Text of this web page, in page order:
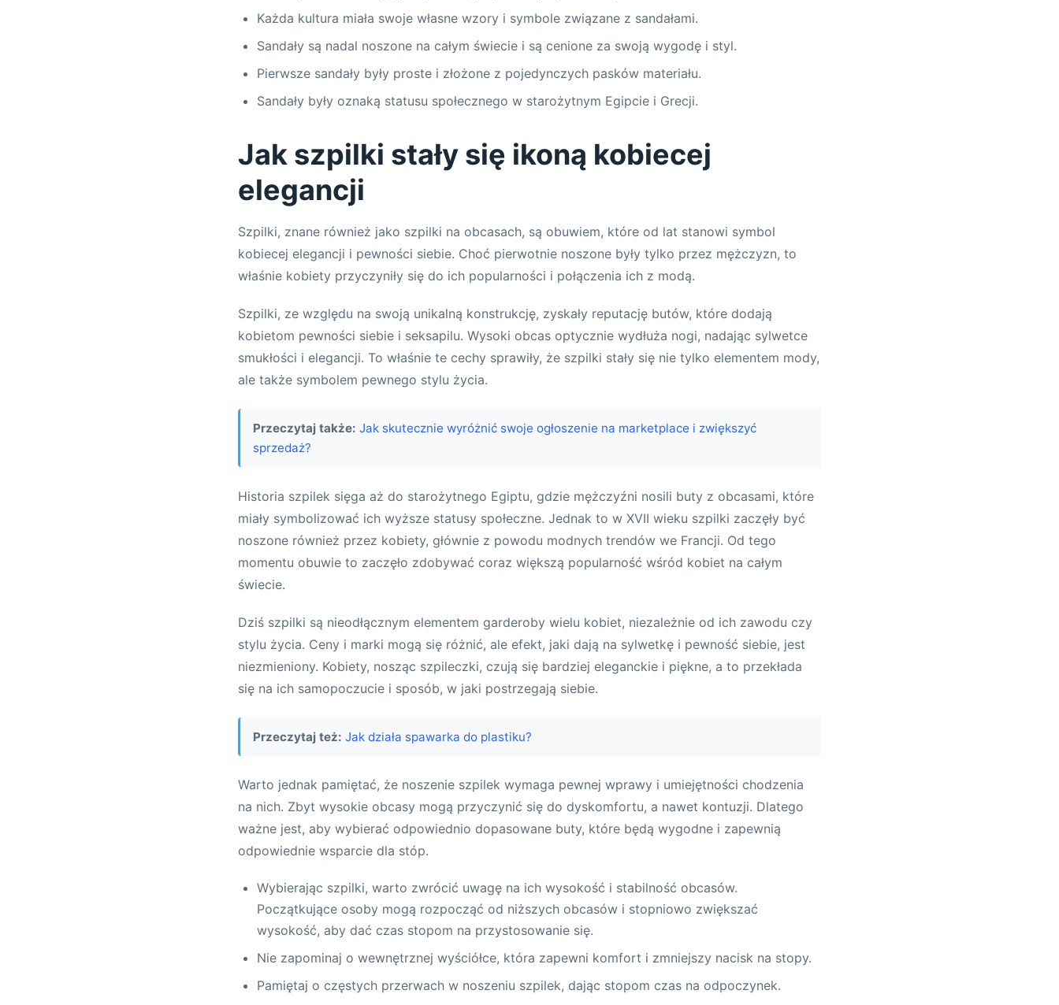
Każda kultura miała swoje własne wzory i symbole związane z sandałami.
Sandały są nadal noszone na całym świecie i są cenione za swoją wygodę i styl.
Pierwsze sandały były proste i złożone z pojedynczych pasków materiału.
Sandały były oznaką statusu społecznego w starożytnym Egipcie i Grecji.
Jak szpilki stały się ikoną kobiecej
elegancji
Szpilki, znane również jako szpilki na obcasach, są obuwiem, które od lat stanowi symbol
kobiecej elegancji i pewności siebie. Choć pierwotnie noszone były tylko przez mężczyzn, to
właśnie kobiety przyczyniły się do ich popularności i połączenia ich z modą.
Szpilki, ze względu na swoją unikalną konstrukcję, zyskały reputację butów, które dodają
kobietom pewności siebie i seksapilu. Wysoki obcas optycznie wydłuża nogi, nadając sylwetce
smukłości i elegancji. To właśnie te cechy sprawiły, że szpilki stały się nie tylko elementem mody,
ale także symbolem pewnego stylu życia.
Przeczytaj także: Jak skutecznie wyróżnić swoje ogłoszenie na marketplace i zwiększyć
sprzedaż?
Historia szpilek sięga aż do starożytnego Egiptu, gdzie mężczyźni nosili buty z obcasami, które
miały symbolizować ich wyższe statusy społeczne. Jednak to w XVII wieku szpilki zaczęły być
noszone również przez kobiety, głównie z powodu modnych trendów we Francji. Od tego
momentu obuwie to zaczęło zdobywać coraz większą popularność wśród kobiet na całym
świecie.
Dziś szpilki są nieodłącznym elementem garderoby wielu kobiet, niezależnie od ich zawodu czy
stylu życia. Ceny i marki mogą się różnić, ale efekt, jaki dają na sylwetkę i pewność siebie, jest
niezmieniony. Kobiety, nosząc szpileczki, czują się bardziej eleganckie i piękne, a to przekłada
się na ich samopoczucie i sposób, w jaki postrzegają siebie.
Przeczytaj też: Jak działa spawarka do plastiku?
Warto jednak pamiętać, że noszenie szpilek wymaga pewnej wprawy i umiejętności chodzenia
na nich. Zbyt wysokie obcasy mogą przyczynić się do dyskomfortu, a nawet kontuzji. Dlatego
ważne jest, aby wybierać odpowiednio dopasowane buty, które będą wygodne i zapewnią
odpowiednie wsparcie dla stóp.
Wybierając szpilki, warto zwrócić uwagę na ich wysokość i stabilność obcasów.
Początkujące osoby mogą rozpocząć od niższych obcasów i stopniowo zwiększać
wysokość, aby dać czas stopom na przystosowanie się.
Nie zapominaj o wewnętrznej wyściółce, która zapewni komfort i zmniejszy nacisk na stopy.
Pamiętaj o częstych przerwach w noszeniu szpilek, dając stopom czas na odpoczynek.